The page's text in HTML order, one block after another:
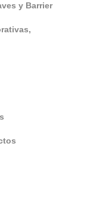
y Barrier